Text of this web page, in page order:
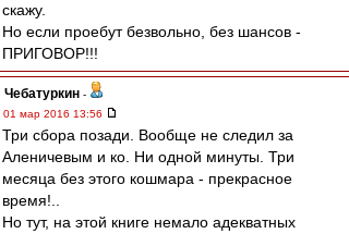
скажу.
Но если проебут безвольно, без шансов -
ПРИГОВОР!!!
Чебатуркин -
01 мар 2016 13:56
Три сбора позади. Вообще не следил за
Аленичевым и ко. Ни одной минуты. Три
месяца без этого кошмара - прекрасное
время!..
Но тут, на этой книге немало адекватных